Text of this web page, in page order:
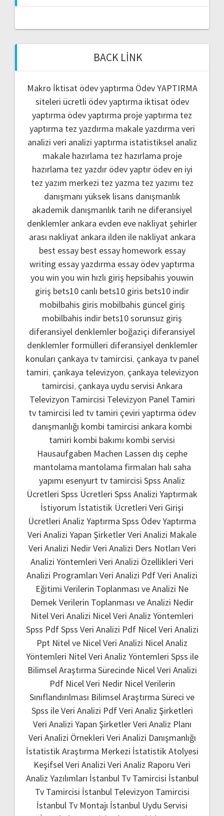
BACK LINK
Makro İktisat ödev yaptırma Ödev YAPTIRMA
siteleri ücretli ödev yaptırma iktisat ödev
yaptırma ödev yaptırma proje yaptırma tez
yaptırma tez yazdırma makale yazdırma veri
analizi veri analizi yaptırma istatistiksel analiz
makale hazırlama tez hazırlama proje
hazırlama tez yazdır ödev yaptır ödev en iyi
tez yazım merkezi tez yazma tez yazımı tez
danışmanı yüksek lisans danışmanlık
akademik danışmanlık tarih ne diferansiyel
denklemler ankara evden eve nakliyatşehirler
arası nakliyat ankara ilden ile nakliyat ankara
best essay best essay homework essay
writing essay yazdırma essay ödev yaptırma
you win you win hızlı giriş hepsibahis youwin
giriş bets10 canlı bets10 giris bets10 indir
mobilbahis giris mobilbahis güncel giriş
mobilbahis indir bets10 sorunsuz giriş
diferansiyel denklemler boğaziçi diferansiyel
denklemler formülleri diferansiyel denklemler
konuları çankaya tv tamircisi, çankaya tv panel
tamiri, çankaya televizyon, çankaya televizyon
tamircisi, çankaya uydu servisi Ankara
Televizyon Tamircisi Televizyon Panel Tamiri
tv tamircisi led tv tamiri çeviri yaptırma ödev
danışmanlığı kombi tamircisi ankara kombi
tamiri kombi bakımı kombi servisi
Hausaufgaben Machen Lassen dış cephe
mantolama mantolama firmaları halı saha
yapımı esenyurt tv tamircisi Spss Analiz
Ücretleri Spss Ücretleri Spss Analizi Yaptırmak
İstiyorum İstatistik Ücretleri Veri Girişi
Ücretleri Analiz Yaptırma Spss Ödev Yaptırma
Veri Analizi Yapan ŞirketlerVeri Analizi Makale
Veri Analizi NedirVeri Analizi Ders Notları Veri
Analizi Yöntemleri Veri Analizi Özellikleri Veri
Analizi Programları Veri Analizi PdfVeri Analizi
Eğitimi Verilerin Toplanması ve Analizi Ne
Demek Verilerin Toplanması ve Analizi Nedir
Nitel Veri Analizi Nicel Veri Analiz Yöntemleri
Spss PdfSpss Veri Analizi Pdf Nicel Veri Analizi
Ppt Nitel ve Nicel Veri Analizi Nicel Analiz
Yöntemleri Nitel Veri Analiz Yöntemleri Spss ile
Bilimsel Araştırma Sürecinde Nicel Veri Analizi
Pdf Nicel Veri Nedir Nicel Verilerin
Sınıflandırılması Bilimsel Araştırma Süreci ve
Spss ile Veri Analizi PdfVeri Analiz Şirketleri
Veri Analizi Yapan ŞirketlerVeri Analiz Planı
Veri Analizi Örnekleri Veri Analizi Danışmanlığı
İstatistik Araştırma Merkezi İstatistik Atolyesi
Keşifsel Veri Analizi Veri Analiz Raporu Veri
Analiz Yazılımları İstanbul Tv Tamircisi İstanbul
Tv Tamircisi İstanbul Televizyon Tamircisi
İstanbul Tv Montajı İstanbul Uydu Servisi